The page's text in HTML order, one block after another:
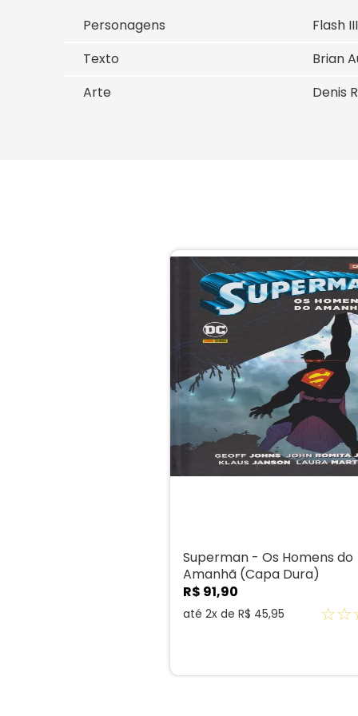
Personagens
Flash
Texto
Brian
Arte
Denis
Superman - Os Homens do
Amanhã (Capa Dura)
R$ 91,90
até 2x de R$ 45,95 ☆☆